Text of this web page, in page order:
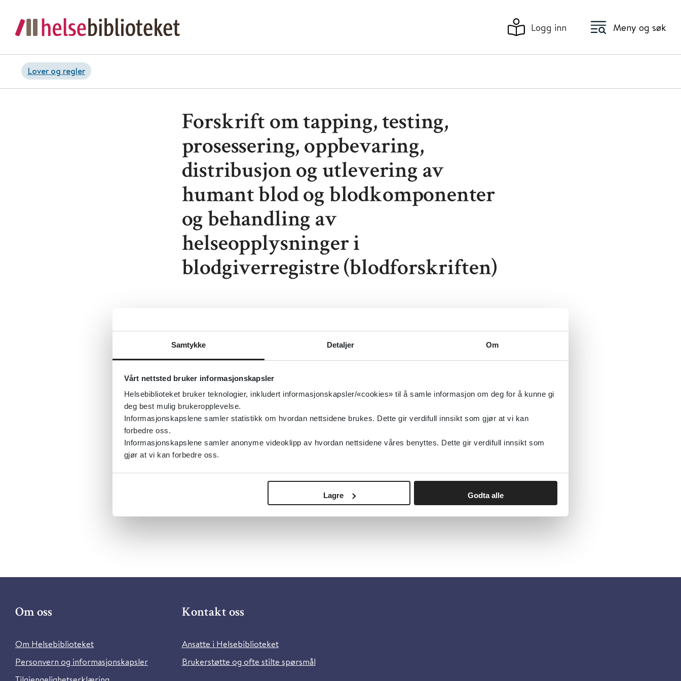
Samtykke Detaljer Om
Vårt nettsted bruker informasjonskapsler
Helsebiblioteket bruker teknologier, inkludert informasjonskapsler/«cookies» til å samle informasjon om deg for å kunne gi
deg best mulig brukeropplevelse.
Informasjonskapslene samler statistikk om hvordan nettsidene brukes. Dette gir verdifull innsikt som gjør at vi kan
forbedre oss.
Informasjonskapslene samler anonyme videoklipp av hvordan nettsidene våres benyttes. Dette gir verdifull innsikt som
gjør at vi kan forbedre oss.
Lagre Godta alle
Logg inn Meny og søk
Lover og regler
Forskrift om tapping, testing,
prosessering, oppbevaring,
distribusjon og utlevering av
humant blod og blodkomponenter
og behandling av
helseopplysninger i
blodgiverregistre (blodforskriften)
distribusjon og utlevering av humant blod og blodkomponenter og
behandling av helseopplysninger i blodgiverregistre (blodforskriften)
Først publisert:09.02.2009
Sist faglig oppdatert:
Tema:Lover og regler
Emner:Helsetjeneste, Blodoverføring, Registre, Blod og lymfe
Dokumenttype:
Utgiver:Lovdata
Om oss
Om Helsebiblioteket
Personvern og informasjonskapsler
Kontakt oss
Ansatte i Helsebiblioteket
Brukerstøtte og ofte stilte spørsmål